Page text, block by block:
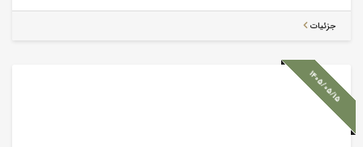
جزئیات
1405/05/15